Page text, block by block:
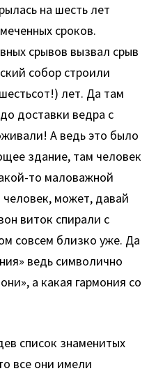
на шесть лет
сроков.
срывов вызвал срыв
собор строили
лет. Да там
доставки ведра с
А ведь это было
здание, там человек
то маловажной
может, давай
виток спирали с
совсем близко уже. Да
ведь символично
а какая гармония со
список знаменитых
все они имели